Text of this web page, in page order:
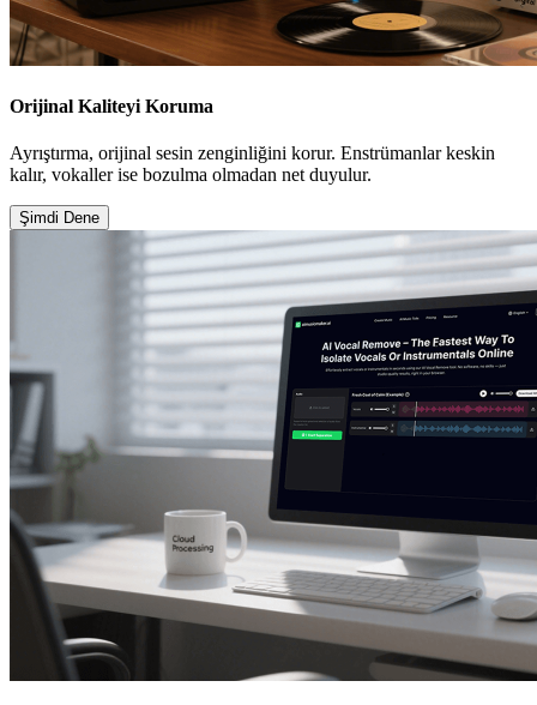
Orijinal Kaliteyi Koruma
Ayrıştırma, orijinal sesin zenginliğini korur. Enstrümanlar keskin
kalır, vokaller ise bozulma olmadan net duyulur.
Şimdi Dene